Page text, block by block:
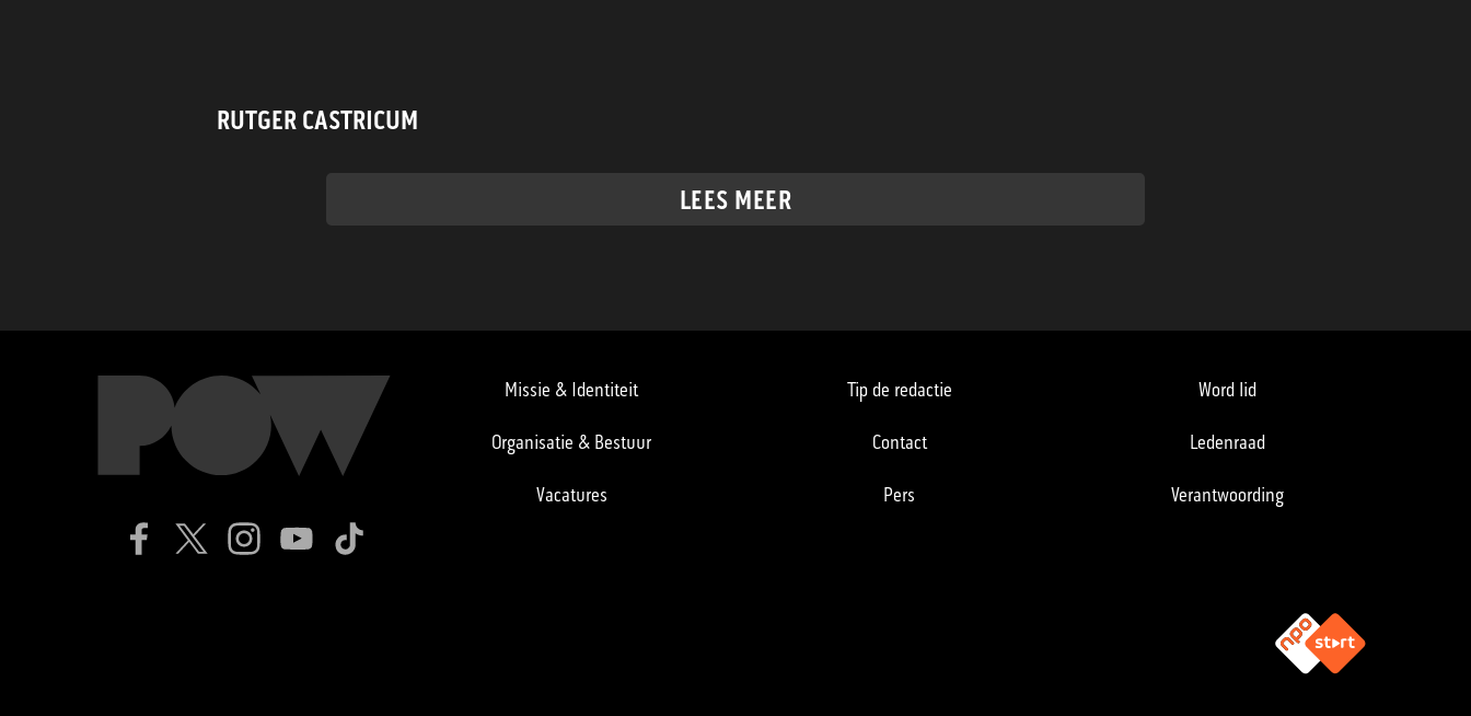
RUTGER CASTRICUM
LEES MEER
Missie & Identiteit
Organisatie & Bestuur
Vacatures
Tip de redactie
Contact
Pers
Word lid
Ledenraad
Verantwoording